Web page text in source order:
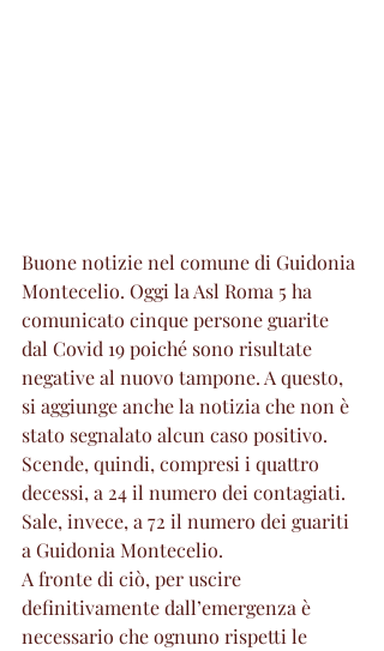
Buone notizie nel comune di Guidonia
Montecelio. Oggi la Asl Roma 5 ha
comunicato cinque persone guarite
dal Covid 19 poiché sono risultate
negative al nuovo tampone. A questo,
si aggiunge anche la notizia che non è
stato segnalato alcun caso positivo.
Scende, quindi, compresi i quattro
decessi, a 24 il numero dei contagiati.
Sale, invece, a 72 il numero dei guariti
a Guidonia Montecelio.
A fronte di ciò, per uscire
definitivamente dall’emergenza è
necessario che ognuno rispetti le